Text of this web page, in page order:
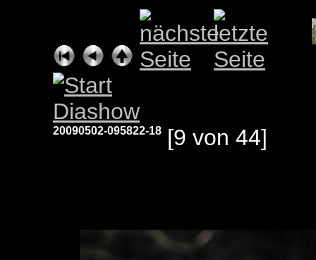
20090502-095822-18 [9 von 44]